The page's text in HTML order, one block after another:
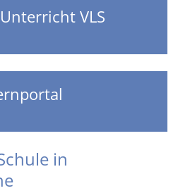
VLS
in